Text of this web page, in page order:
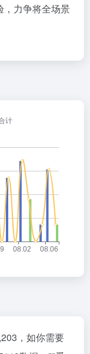
，力争将全场景
，如你需要